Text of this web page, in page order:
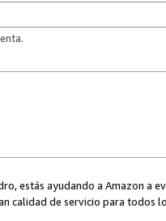
estás ayudando a Amazon
calidad de servicio para todos